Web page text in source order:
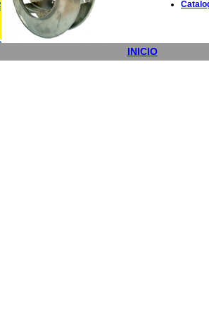
INICIO